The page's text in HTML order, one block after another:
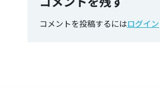
コメントを投稿するにはログイン